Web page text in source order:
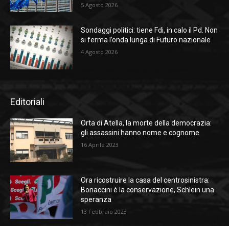
5 Agosto 2026
Sondaggi politici: tiene Fdi, in calo il Pd. Non
si ferma l’onda lunga di Futuro nazionale
4 Agosto 2026
Editoriali
Orta di Atella, la morte della democrazia:
gli assassini hanno nome e cognome
16 Aprile 2023
Ora ricostruire la casa del centrosinistra:
Bonaccini è la conservazione, Schlein una
speranza
13 Febbraio 2023